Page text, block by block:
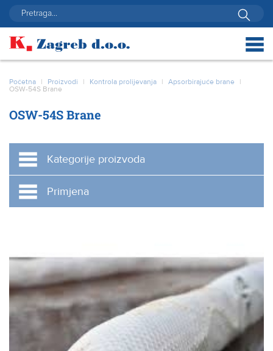
Početna | Proizvodi | Kontrola prolijevanja | Apsorbirajuće brane
|
OSW-54S Brane
OSW-54S Brane